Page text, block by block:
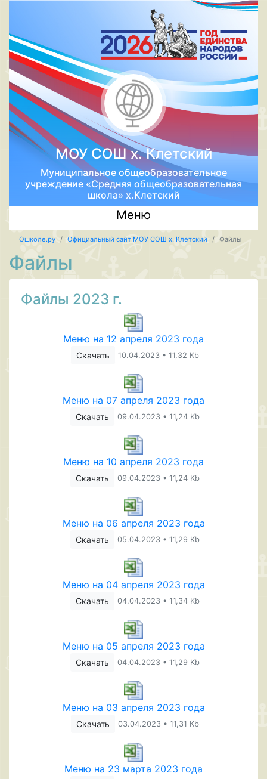
МОУ СОШ х. Клетский
Муниципальное общеобразовательное
учреждение «Средняя общеобразовательная
школа» х.Клетский
Меню
Ошколе.ру Официальный сайт МОУ СОШ х. Клетский Файлы
Файлы
Файлы 2023 г.
Меню на 12 апреля 2023 года
Скачать 10.04.2023 • 11,32 Kb
Меню на 07 апреля 2023 года
Скачать 09.04.2023 • 11,24 Kb
Меню на 10 апреля 2023 года
Скачать 09.04.2023 • 11,24 Kb
Меню на 06 апреля 2023 года
Скачать 05.04.2023 • 11,29 Kb
Меню на 04 апреля 2023 года
Скачать 04.04.2023 • 11,34 Kb
Меню на 05 апреля 2023 года
Скачать 04.04.2023 • 11,29 Kb
Меню на 03 апреля 2023 года
Скачать 03.04.2023 • 11,31 Kb
Меню на 23 марта 2023 года